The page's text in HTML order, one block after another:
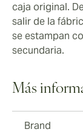
caja original.
salir de la
se estampan
secundaria.
Más
Brand